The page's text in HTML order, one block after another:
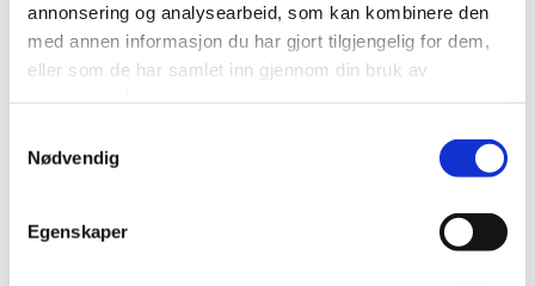
annonsering og analysearbeid, som kan kombinere den
med annen informasjon du har gjort tilgjengelig for dem,
eller som de har samlet inn gjennom din bruk av
Nødvendig
Egenskaper
Miljøfyrtårn og ISO14001 er sidestilt i EU og
EØS